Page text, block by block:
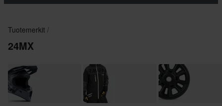
Tuotemerkit
24MX